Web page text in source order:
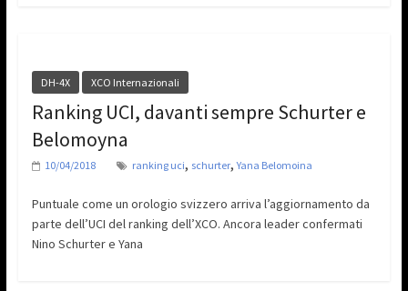
DH-4X XCO Internazionali
Ranking UCI, davanti sempre Schurter e
Belomoyna
10/04/2018 ranking uci, schurter,Yana Belomoina
Puntuale come un orologio svizzero arriva l’aggiornamento da
parte dell’UCI del ranking dell’XCO. Ancora leader confermati
Nino Schurter e Yana